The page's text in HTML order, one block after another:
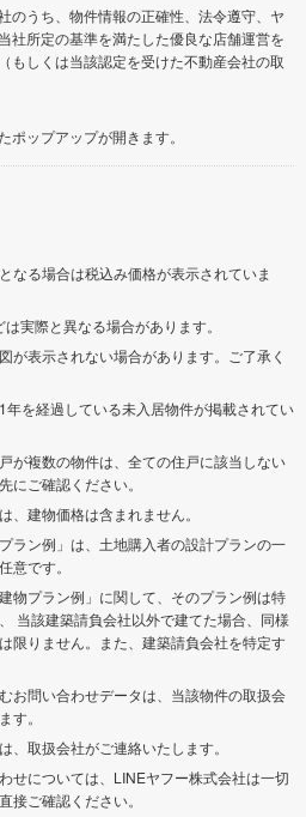
のうち、物件情報の正確性、法令遵守、ヤ
社所定の基準を満たした優良な店舗運営を
もしくは当該認定を受けた不動産会社の取
ップアップが開きます。
なる場合は税込み価格が表示されていま
実際と異なる場合があります。
が表示されない場合があります。ご了承く
年を経過している未入居物件が掲載されてい
が複数の物件は、全ての住戸に該当しない
にご確認ください。
、建物価格は含まれません。
ラン例」は、土地購入者の設計プランの一
意です。
物プラン例」に関して、そのプラン例は特
当該建築請負会社以外で建てた場合、同様
限りません。また、建築請負会社を特定す
お問い合わせデータは、当該物件の取扱会
す。
、取扱会社がご連絡いたします。
せについては、LINEヤフー株式会社は一切
接ご確認ください。